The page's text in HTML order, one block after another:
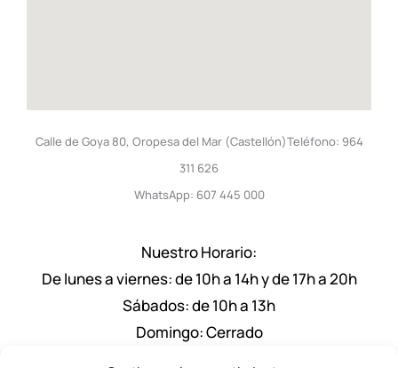
Calle de Goya 80, Oropesa del Mar (Castellón)Teléfono: 964
311 626
WhatsApp: 607 445 000
Nuestro Horario:
De lunes a viernes: de 10h a 14h y de 17h a 20h
Sábados: de 10h a 13h
Domingo: Cerrado